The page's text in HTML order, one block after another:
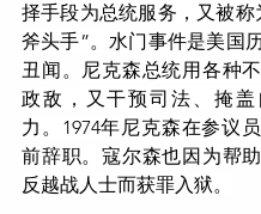
择手段为总统服务，又被称
斧头手”。水门事件是美国
丑闻。 尼克森总统用各种
政敌，又干预司法、掩盖
力。1974年尼克森在参议
前辞职。寇尔森也因为帮
反越战人士而获罪入狱。